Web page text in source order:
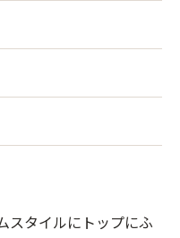
スタイルにトップにふ